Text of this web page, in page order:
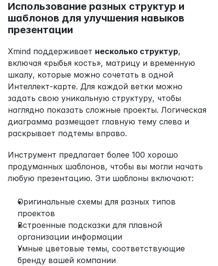
Использование разных структур и
шаблонов для улучшения навыков
презентации
Xmind поддерживает несколько структур,
включая «рыбья кость», матрицу и временную
шкалу, которые можно сочетать в одной
Интеллект-карте. Для каждой ветки можно
задать свою уникальную структуру, чтобы
наглядно показать сложные проекты. Логическая
диаграмма размещает главную тему слева и
раскрывает подтемы вправо.
Инструмент предлагает более 100 хорошо
продуманных шаблонов, чтобы вы могли начать
любую презентацию. Эти шаблоны включают:
Оригинальные схемы для разных типов
проектов
Встроенные подсказки для плавной
организации информации
Умные цветовые темы, соответствующие
бренду вашей компании